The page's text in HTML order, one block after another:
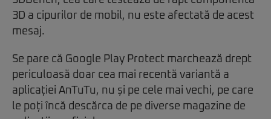
3D a cipurilor de mobil, nu este afectată de acest
mesaj.
Se pare că Google Play Protect marchează drept
periculoasă doar cea mai recentă variantă a
aplicației AnTuTu, nu și pe cele mai vechi, pe care
le poți încă descărca de pe diverse magazine de